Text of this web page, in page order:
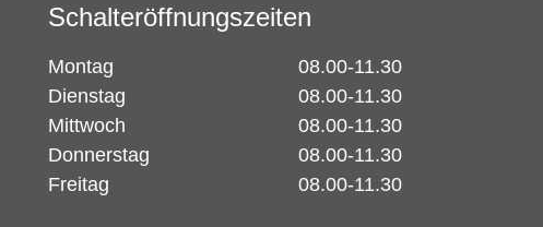
Schalteröffnungszeiten
Montag
08.00-11.30
Dienstag
08.00-11.30
Mittwoch
08.00-11.30
Donnerstag
08.00-11.30
Freitag
08.00-11.30